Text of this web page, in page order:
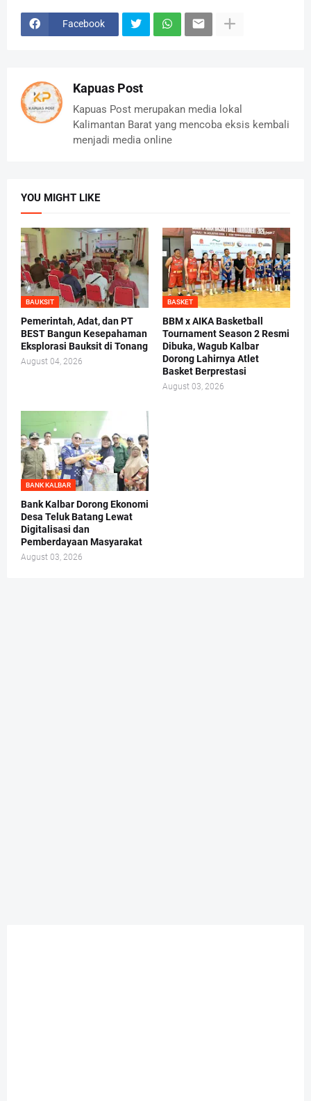
Facebook
Kapuas Post
Kapuas Post merupakan media lokal
Kalimantan Barat yang mencoba eksis kembali
menjadi media online
YOU MIGHT LIKE
BAUKSIT
Pemerintah, Adat, dan PT
BEST Bangun Kesepahaman
Eksplorasi Bauksit di Tonang
August 04, 2026
BASKET
BBM x AIKA Basketball
Tournament Season 2 Resmi
Dibuka, Wagub Kalbar
Dorong Lahirnya Atlet
Basket Berprestasi
August 03, 2026
BANK KALBAR
Bank Kalbar Dorong Ekonomi
Desa Teluk Batang Lewat
Digitalisasi dan
Pemberdayaan Masyarakat
August 03, 2026